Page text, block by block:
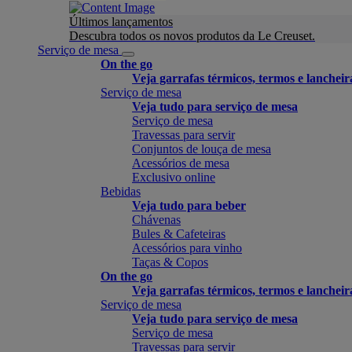
Últimos lançamentos
Descubra todos os novos produtos da Le Creuset.
Serviço de mesa
On the go
Veja garrafas térmicos, termos e
Serviço de mesa
Veja tudo para serviço de mesa
Serviço de mesa
Travessas para servir
Conjuntos de louça de mesa
Acessórios de mesa
Exclusivo online
Bebidas
Veja tudo para beber
Chávenas
Bules & Cafeteiras
Acessórios para vinho
Taças & Copos
On the go
Veja garrafas térmicos, termos e
Serviço de mesa
Veja tudo para serviço de mesa
Serviço de mesa
Travessas para servir